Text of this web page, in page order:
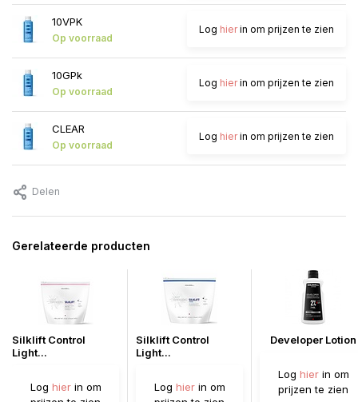
10VPK
Op voorraad
Log hierin om prijzen te zien
10GPk
Op voorraad
Log hierin om prijzen te zien
CLEAR
Op voorraad
Log hierin om prijzen te zien
Delen
Gerelateerde producten
Silklift Control
Light...
Log hierin om
Silklift Control
Light...
Log hierin om
Developer Lotion
Log hierin om
prijzen te zien